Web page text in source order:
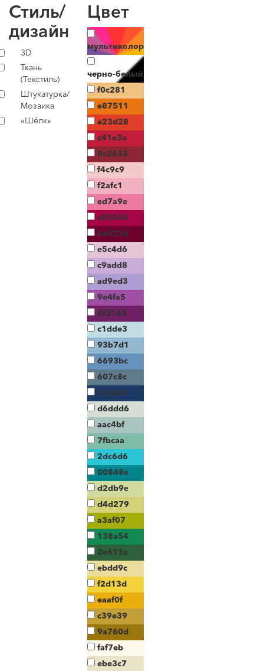
Стиль/
дизайн
3D
Ткань
(Текстиль)
Штукатурка/
Мозаика
«Шёлк»
Цвет
мультиколор
черно-белый
f0c281
e87511
e23d28
c41e3a
8c2633
f4c9c9
f2afc1
ed7a9e
a50544
6e022d
e5c4d6
c9add8
ad9ed3
9e4fa5
6f2163
c1dde3
93b7d1
6693bc
607c8c
1c3a65
d6ddd6
aac4bf
7fbcaa
2dc6d6
00848e
d2db9e
d4d279
a3af07
138a54
2e613a
ebdd9c
f2d13d
eaaf0f
c39e39
9a760d
faf7eb
ebe3c7